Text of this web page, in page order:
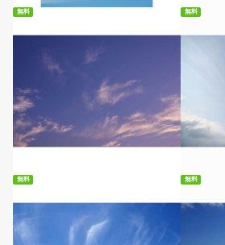
無料
無料ダウンロード
無料
無料 無料